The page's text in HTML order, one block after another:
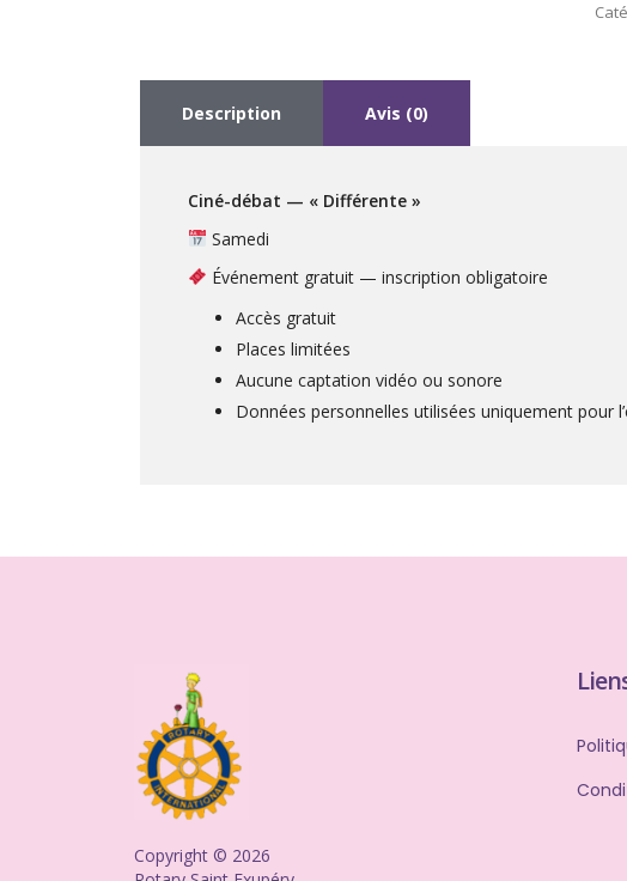
Description Avis (0)
Ciné-débat — « Différente »
Samedi
Événement gratuit — inscription obligatoire
Accès gratuit
Places limitées
Aucune captation vidéo ou sonore
Données personnelles utilisées uniquement pour
Copyright © 2026